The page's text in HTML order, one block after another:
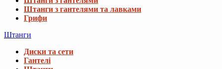
Штанги з гантелями та лавками
Грифи
Штанги
Диски та сети
Гантелі